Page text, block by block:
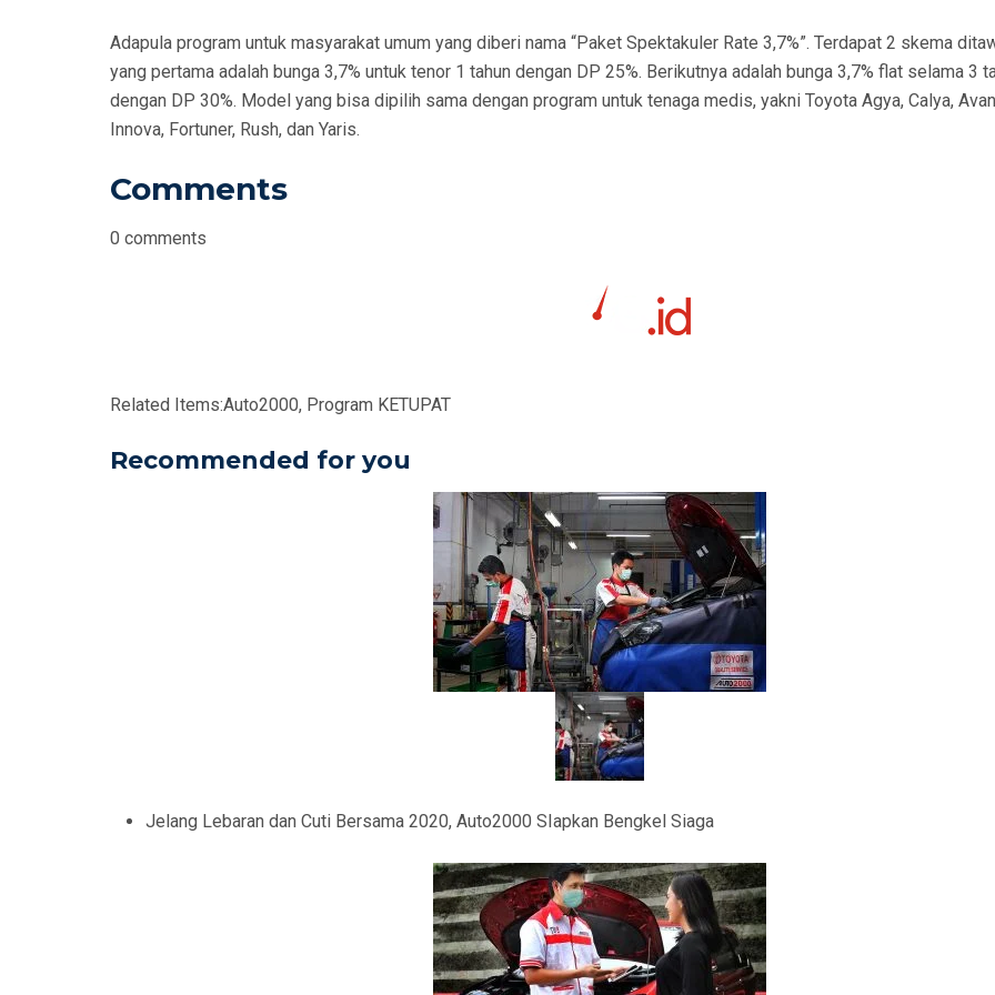
Adapula program untuk masyarakat umum yang diberi nama “Paket Spektakuler Rate 3,7%”. Terdapat 2 skema
yang pertama adalah bunga 3,7% untuk tenor 1 tahun dengan DP 25%. Berikutnya adalah bunga 3,7% flat selama 3
dengan DP 30%. Model yang bisa dipilih sama dengan program untuk tenaga medis, yakni Toyota Agya, Calya,
Innova, Fortuner, Rush, dan Yaris.
Comments
0 comments
Related Items:Auto2000, Program KETUPAT
Recommended for you
Jelang Lebaran dan Cuti Bersama 2020, Auto2000 SIapkan Bengkel Siaga